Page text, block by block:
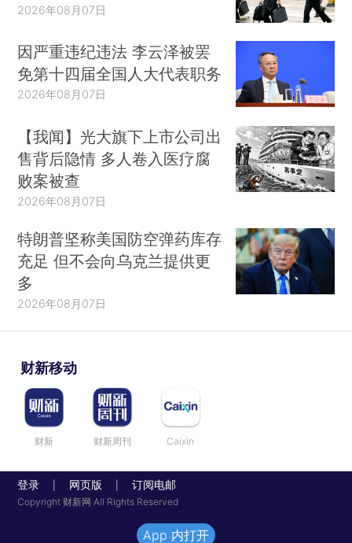
2026年08月07日
因严重违纪违法 李云泽被罢
免第十四届全国人大代表职务
2026年08月07日
【我闻】光大旗下上市公司出
售背后隐情 多人卷入医疗腐
败案被查
2026年08月07日
特朗普坚称美国防空弹药库存
充足 但不会向乌克兰提供更
多
2026年08月07日
财新移动
财新 财新周刊 Caixin
登录 网页版 订阅电邮
Copyright 财新网 All Rights Reserved
App 内打开